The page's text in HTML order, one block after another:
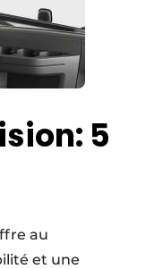
5
au
et une